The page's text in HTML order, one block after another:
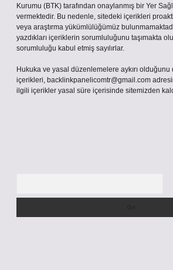
Kurumu (BTK) tarafından onaylanmış bir Yer
vermektedir. Bu nedenle, sitedeki içerikleri
veya araştırma yükümlülüğümüz
yazdıkları içeriklerin sorumluluğunu taşımakta
sorumluluğu kabul etmiş sayılırlar.
Hukuka ve yasal düzenlemelere aykırı
içerikleri, backlinkpanelicomtr@gmail.com
ilgili içerikler yasal süre içerisinde sitemizden